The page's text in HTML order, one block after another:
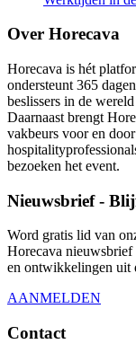
Over Horecava
Horecava is hét
ondersteunt 365
beslissers in de
Daarnaast brengt
vakbeurs voor en
bezoeken het event.
Nieuwsbrief -
Word gratis lid van
Horecava nieuwsbrief
en ontwikkelingen uit
AANMELDEN
Contact